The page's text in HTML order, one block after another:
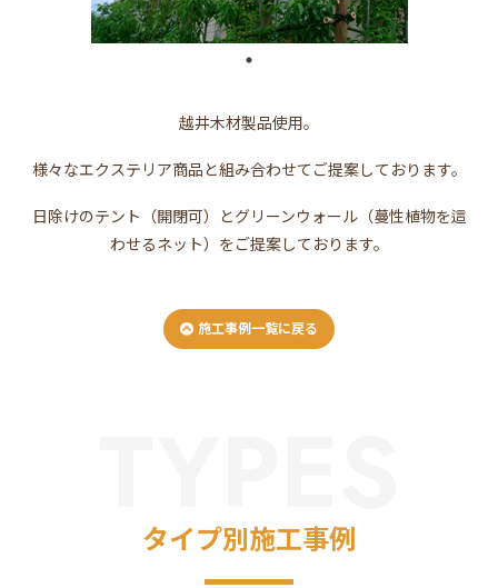
越井木材製品使用。
様々なエクステリア商品と組み合わせてご提案しております。
日除けのテント（開閉可）とグリーンウォール（蔓性植物を這
わせるネット）をご提案しております。
施工事例一覧に戻る
タイプ別施工事例